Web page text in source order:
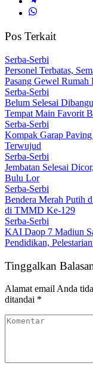
Pos Terkait
Serba-Serbi
Personel Terbatas,
Pasang Gewel Rumah
Serba-Serbi
Belum Selesai
Tempat Main Favorit
Serba-Serbi
Kompak Garap
Terwujud
Serba-Serbi
Jembatan Selesai
Bulu Lor
Serba-Serbi
Bendera Merah Putih
di TMMD Ke-129
Serba-Serbi
KAI Daop 7 Madiun
Pendidikan,
Tinggalkan
Alamat email Anda
ditandai *